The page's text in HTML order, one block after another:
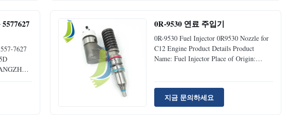
7627
0R-9530 연료 주입기
0R-9530 Fuel Injector 0R9530 Nozzle for
C12 Engine Product Details Product
Name: Fuel Injector Place of Origin:
Type: Excavator Spare Parts MOQ 1 Piece
Condition: Brand New Availability: Rick
Stock Supply Ability: 1000pcs Per Month
지금 문의하세요